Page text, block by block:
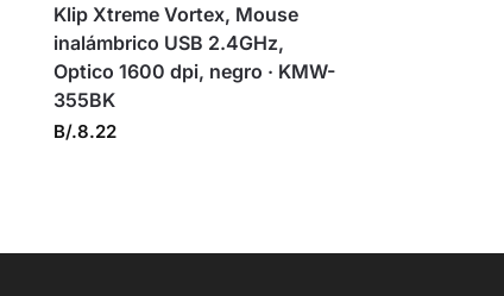
Klip Xtreme Vortex, Mouse
inalámbrico USB 2.4GHz,
Optico 1600 dpi, negro · KMW-
355BK
B/.8.22